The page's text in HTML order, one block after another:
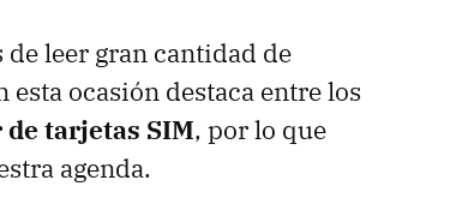
leer gran cantidad de
ocasión destaca entre los
tarjetas SIM, por lo que
agenda.